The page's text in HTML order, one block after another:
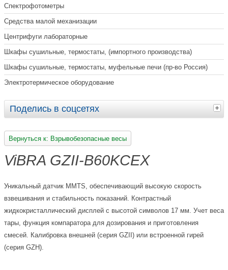
Спектрофотометры
Средства малой механизации
Центрифуги лабораторные
Шкафы сушильные, термостаты, (импортного производства)
Шкафы сушильные, термостаты, муфельные печи (пр-во Россия)
Электротермическое оборудование
Поделись в соцсетях
Вернуться к: Взрывобезопасные весы
ViBRA GZII-B60KCEX
Уникальный датчик MMTS, обеспечивающий высокую скорость
взвешивания и стабильность показаний. Контрастный
жидкокристаллический дисплей с высотой символов 17 мм. Учет веса
тары, функция компаратора для дозирования и приготовления
смесей. Калибровка внешней (серия GZII) или встроенной гирей
(серия GZH).